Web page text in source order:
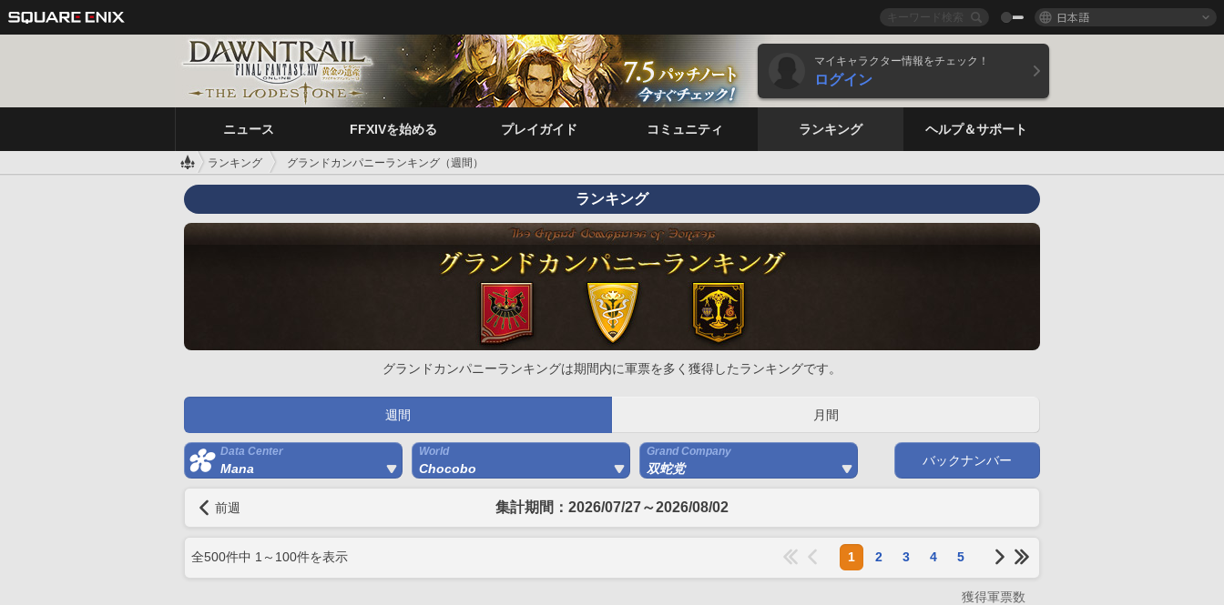
日本語
マイキャラクター情報をチェック！
ログイン
ニュース FFXIVを始める プレイガイド コミュニティ ランキング ヘルプ＆サポート
ランキング グランドカンパニーランキング（週間）
ランキング
グランドカンパニーランキングは期間内に軍票を多く獲得したランキングです。
週間 月間
Data Center
Mana
World
Chocobo
Grand Company
双蛇党
バックナンバー
前週 集計期間：2026/07/27～2026/08/02
全500件中 1 ～ 100件を表示 1 2 3 4 5
獲得軍票数